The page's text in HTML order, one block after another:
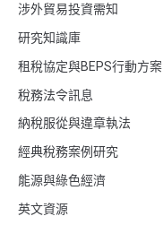
涉外貿易投資需知
研究知識庫
租稅協定與BEPS行動方案
稅務法令訊息
納稅服從與違章執法
經典稅務案例研究
能源與綠色經濟
英文資源